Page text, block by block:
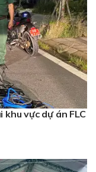
vực dự án FLC